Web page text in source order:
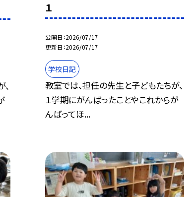
１
公開日 2026/07/17
更新日 2026/07/17
学校日記
教室では、担任の先生と子どもたちが、
１学期にがんばったことやこれからが
んばってほ...